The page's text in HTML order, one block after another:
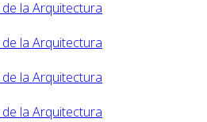
la Arquitectura
la Arquitectura
la Arquitectura
la Arquitectura